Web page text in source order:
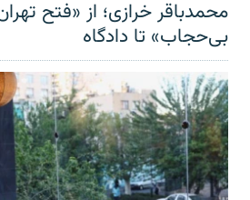
محمدباقر خرازی؛ از «فتح
بی‌حجاب» تا دادگاه